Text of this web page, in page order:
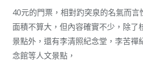
40元的門票，相對趵突泉的名氣而言
面積不算大，但內容確實不少，除了
景點外，還有李清照紀念堂，李苦禪
念館等人文景點，